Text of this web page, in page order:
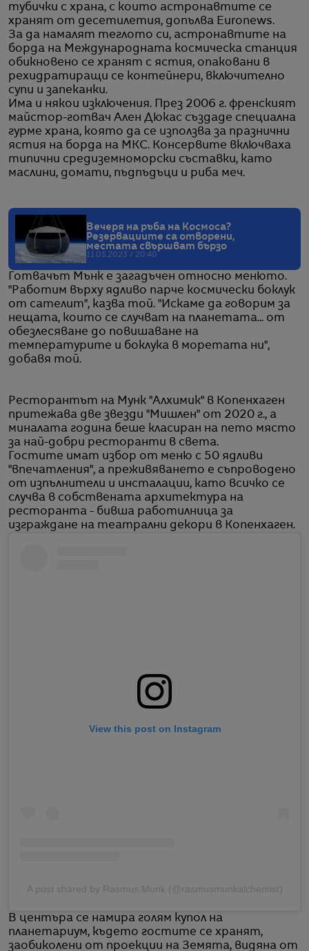
тубички с храна, с които астронавтите се
хранят от десетилетия, допълва Euronews.
За да намалят теглото си, астронавтите на
борда на Международната космическа станция
обикновено се хранят с ястия, опаковани в
рехидратиращи се контейнери, включително
супи и запеканки.
Има и някои изключения. През 2006 г. френският
майстор-готвач Ален Дюкас създаде специална
гурме храна, която да се използва за празнични
ястия на борда на МКС. Консервите включваха
типични средиземноморски съставки, като
маслини, домати, пъдпъдъци и риба меч.
Вечеря на ръба на Космоса?
Резервациите са отворени,
местата свършват бързо
11.05.2023 / 20:40
Готвачът Мънк е загадъчен относно менюто.
"Работим върху ядливо парче космически боклук
от сателит", казва той. "Искаме да говорим за
нещата, които се случват на планетата... от
обезлесяване до повишаване на
температурите и боклука в моретата ни",
добавя той.
Ресторантът на Мунк "Алхимик" в Копенхаген
притежава две звезди "Мишлен" от 2020 г., а
миналата година беше класиран на пето място
за най-добри ресторанти в света.
Гостите имат избор от меню с 50 ядливи
"впечатления", а преживяването е съпроводено
от изпълнители и инсталации, като всичко се
случва в собствената архитектура на
ресторанта - бивша работилница за
изграждане на театрални декори в Копенхаген.
View this post on Instagram
A post shared by Rasmus Munk (@rasmusmunkalchemist)
В центъра се намира голям купол на
планетариум, където гостите се хранят,
заобиколени от проекции на Земята, видяна от